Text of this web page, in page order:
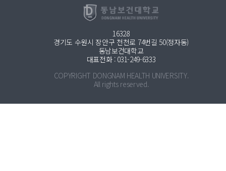
16328
경기도 수원시 장안구 천천로 74번길 50(정자동)
동남보건대학교
대표전화 : 031-249-6333
COPYRIGHT DONGNAM HEALTH UNIVERSITY.
All rights reserved.